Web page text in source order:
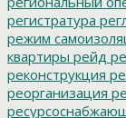
регистратура
режим
квартиры рейд
реконструкция
реорганизация